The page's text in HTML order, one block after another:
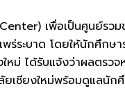
เพื่อเป็นศูนย์รวม
ร่ระบาด โดยให้นักศึก
ได้รับแจ้งว่าผลตรวจ
เชียงใหม่พร้อมดูแลนั